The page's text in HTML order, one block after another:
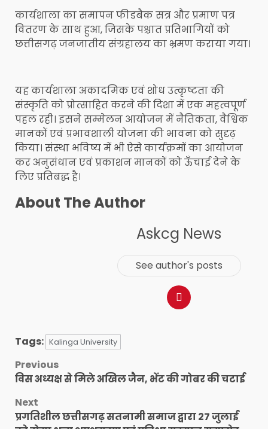
कार्यशाला का समापन फीडबैक सत्र और प्रमाण पत्र
वितरण के साथ हुआ, जिसके पश्चात प्रतिभागियों को
छत्तीसगढ़ जनजातीय संग्रहालय का भ्रमण कराया गया।
यह कार्यशाला अकादमिक एवं शोध उत्कृष्टता की
संस्कृति को प्रोत्साहित करने की दिशा में एक महत्वपूर्ण
पहल रही। इसने सम्मेलन आयोजन में नैतिकता, वैश्विक
मानकों एवं प्रभावशाली योजना की भावना को सुदृढ़
किया। संस्था भविष्य में भी ऐसे कार्यक्रमों का आयोजन
कर अनुसंधान एवं प्रकाशन मानकों को ऊँचाई देने के
लिए प्रतिबद्ध है।
About The Author
Askcg News
See author's posts
Tags: Kalinga University
Post
Previous
विस अध्यक्ष से मिले अखिल जैन, भेंट की गोबर की चटाई
Next
प्रगतिशील छत्तीसगढ़ सतनामी समाज द्वारा 27 जुलाई